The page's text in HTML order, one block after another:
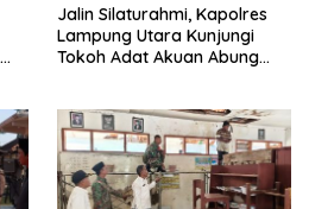
Jalin Silaturahmi, Kapolres
Lampung Utara Kunjungi
Tokoh Adat Akuan Abung